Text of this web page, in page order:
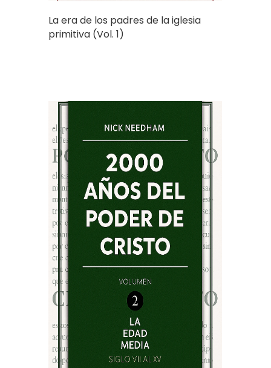
La era de los padres de la iglesia
primitiva (Vol. 1)